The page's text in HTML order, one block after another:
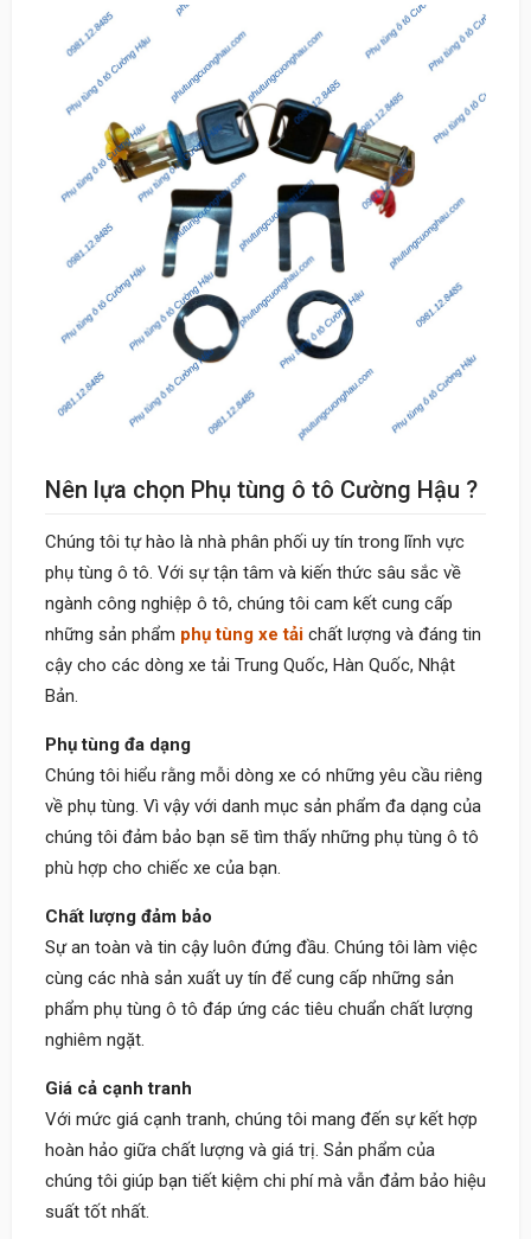
Nên lựa chọn Phụ tùng ô tô Cường Hậu ?
Chúng tôi tự hào là nhà phân phối uy tín trong lĩnh vực
phụ tùng ô tô. Với sự tận tâm và kiến thức sâu sắc về
ngành công nghiệp ô tô, chúng tôi cam kết cung cấp
những sản phẩm phụ tùng xe tải chất lượng và đáng tin
cậy cho các dòng xe tải Trung Quốc, Hàn Quốc, Nhật
Bản.
Phụ tùng đa dạng
Chúng tôi hiểu rằng mỗi dòng xe có những yêu cầu riêng
về phụ tùng. Vì vậy với danh mục sản phẩm đa dạng của
chúng tôi đảm bảo bạn sẽ tìm thấy những phụ tùng ô tô
phù hợp cho chiếc xe của bạn.
Chất lượng đảm bảo
Sự an toàn và tin cậy luôn đứng đầu. Chúng tôi làm việc
cùng các nhà sản xuất uy tín để cung cấp những sản
phẩm phụ tùng ô tô đáp ứng các tiêu chuẩn chất lượng
nghiêm ngặt.
Giá cả cạnh tranh
Với mức giá cạnh tranh, chúng tôi mang đến sự kết hợp
hoàn hảo giữa chất lượng và giá trị. Sản phẩm của
chúng tôi giúp bạn tiết kiệm chi phí mà vẫn đảm bảo hiệu
suất tốt nhất.